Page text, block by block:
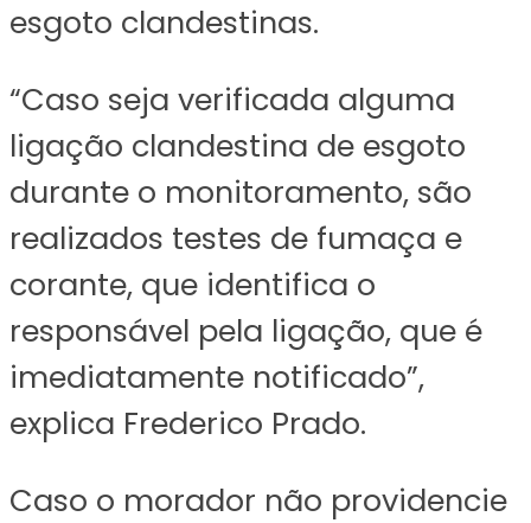
esgoto clandestinas.
“Caso seja verificada alguma
ligação clandestina de esgoto
durante o monitoramento, são
realizados testes de fumaça e
corante, que identifica o
responsável pela ligação, que é
imediatamente notificado”,
explica Frederico Prado.
Caso o morador não providencie